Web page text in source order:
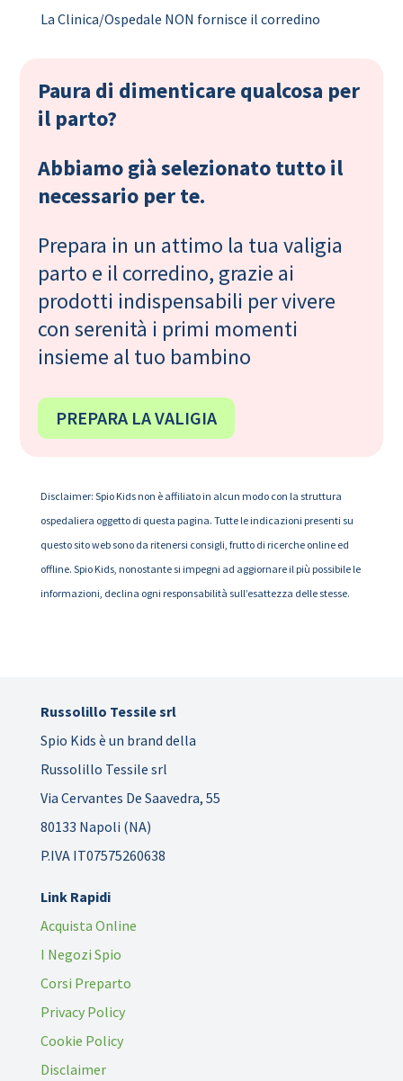
La Clinica/Ospedale NON fornisce il corredino
Paura di dimenticare qualcosa per
il parto?
Abbiamo già selezionato tutto il
necessario per te.
Prepara in un attimo la tua valigia
parto e il corredino, grazie ai
prodotti indispensabili per vivere
con serenità i primi momenti
insieme al tuo bambino
PREPARA LA VALIGIA
Disclaimer: Spio Kids non è affiliato in alcun modo con la struttura
ospedaliera oggetto di questa pagina. Tutte le indicazioni presenti su
questo sito web sono da ritenersi consigli, frutto di ricerche online ed
offline. Spio Kids, nonostante si impegni ad aggiornare il più possibile le
informazioni, declina ogni responsabilità sull’esattezza delle stesse.
Russolillo Tessile srl
Spio Kids è un brand della
Russolillo Tessile srl
Via Cervantes De Saavedra, 55
80133 Napoli (NA)
P.IVA IT07575260638
Link Rapidi
Acquista Online
I Negozi Spio
Corsi Preparto
Privacy Policy
Cookie Policy
Disclaimer